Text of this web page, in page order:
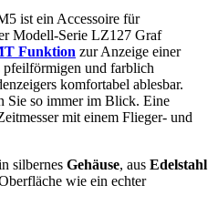
ist ein Accessoire für
Modell-Serie LZ127 Graf
Funktion zur Anzeige einer
pfeilförmigen und farblich
komfortabel ablesbar.
Sie so immer im Blick. Eine
mit einem Flieger- und
silbernes Gehäuse, aus Edelstahl
wie ein echter